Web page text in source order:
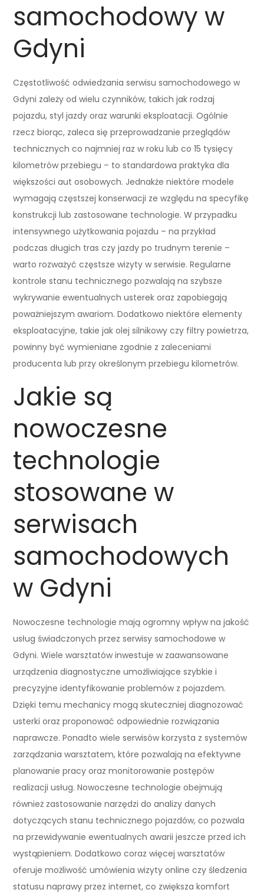
samochodowy w
Gdyni
Częstotliwość odwiedzania serwisu samochodowego w
Gdyni zależy od wielu czynników, takich jak rodzaj
pojazdu, styl jazdy oraz warunki eksploatacji. Ogólnie
rzecz biorąc, zaleca się przeprowadzanie przeglądów
technicznych co najmniej raz w roku lub co 15 tysięcy
kilometrów przebiegu – to standardowa praktyka dla
większości aut osobowych. Jednakże niektóre modele
wymagają częstszej konserwacji ze względu na specyfikę
konstrukcji lub zastosowane technologie. W przypadku
intensywnego użytkowania pojazdu – na przykład
podczas długich tras czy jazdy po trudnym terenie –
warto rozważyć częstsze wizyty w serwisie. Regularne
kontrole stanu technicznego pozwalają na szybsze
wykrywanie ewentualnych usterek oraz zapobiegają
poważniejszym awariom. Dodatkowo niektóre elementy
eksploatacyjne, takie jak olej silnikowy czy filtry powietrza,
powinny być wymieniane zgodnie z zaleceniami
producenta lub przy określonym przebiegu kilometrów.
Jakie są
nowoczesne
technologie
stosowane w
serwisach
samochodowych
w Gdyni
Nowoczesne technologie mają ogromny wpływ na jakość
usług świadczonych przez serwisy samochodowe w
Gdyni. Wiele warsztatów inwestuje w zaawansowane
urządzenia diagnostyczne umożliwiające szybkie i
precyzyjne identyfikowanie problemów z pojazdem.
Dzięki temu mechanicy mogą skuteczniej diagnozować
usterki oraz proponować odpowiednie rozwiązania
naprawcze. Ponadto wiele serwisów korzysta z systemów
zarządzania warsztatem, które pozwalają na efektywne
planowanie pracy oraz monitorowanie postępów
realizacji usług. Nowoczesne technologie obejmują
również zastosowanie narzędzi do analizy danych
dotyczących stanu technicznego pojazdów, co pozwala
na przewidywanie ewentualnych awarii jeszcze przed ich
wystąpieniem. Dodatkowo coraz więcej warsztatów
oferuje możliwość umówienia wizyty online czy śledzenia
statusu naprawy przez internet, co zwiększa komfort